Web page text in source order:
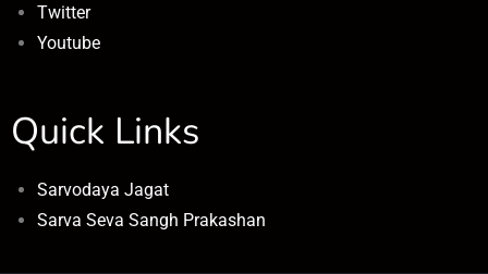
Twitter
Youtube
Quick Links
Sarvodaya Jagat
Sarva Seva Sangh Prakashan